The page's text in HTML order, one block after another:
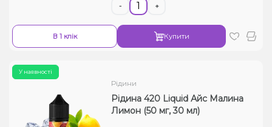
- +
В 1 клік Купити
У наявності
Рідини
Рідина 420 Liquid Айс Малина
Лимон (50 мг, 30 мл)